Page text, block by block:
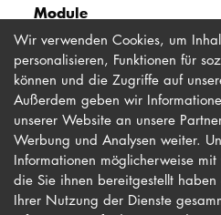
Module
Vermittlungsmodul 2
Impressum
Datenschutz
Kontakt
Wir verwenden Cookies, um
personalisieren, Funktionen für
können und die Zugriffe auf
Außerdem geben wir
unserer Website an unsere
Werbung und Analysen weiter.
Informationen möglicherweise
die Sie ihnen bereitgestellt
Ihrer Nutzung der Dienste